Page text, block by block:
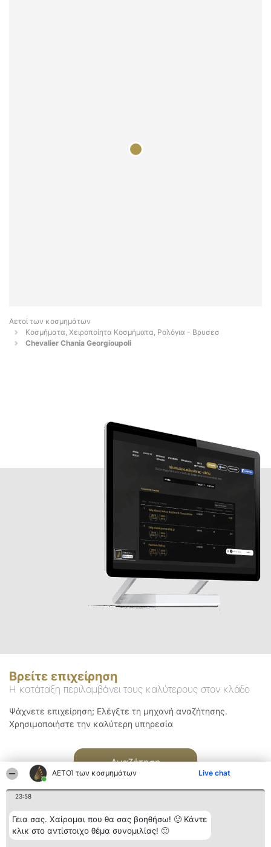
ΑΕΤΟΊ των κοσμημάτων Live chat
23:58
Γεια σας. Χαίρομαι που θα σας βοηθήσω! 🙂 Κάντε
κλικ στο αντίστοιχο θέμα συνομιλίας! 🙂
Αετοί των κοσμημάτων
Κοσμήματα, Χειροποίητα Κοσμήματα, Ρολόγια - Βρυσεσ
Chevalier Chania Georgioupoli
Βρείτε επιχείρηση
Η κατάταξη περιλαμβάνει τους καλύτερους στον κλάδο
Ψάχνετε επιχείρηση; Ελέγξτε τη μηχανή αναζήτησης.
Χρησιμοποιήστε την καλύτερη υπηρεσία
Αναζήτηση